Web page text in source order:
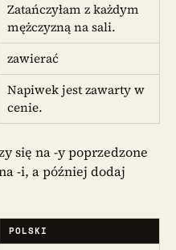
Zatańczyłam z każdym
mężczyzną na sali.
zawierać
Napiwek jest zawarty w
cenie.
się na -y poprzedzone
-i, a później dodaj
POLSKI